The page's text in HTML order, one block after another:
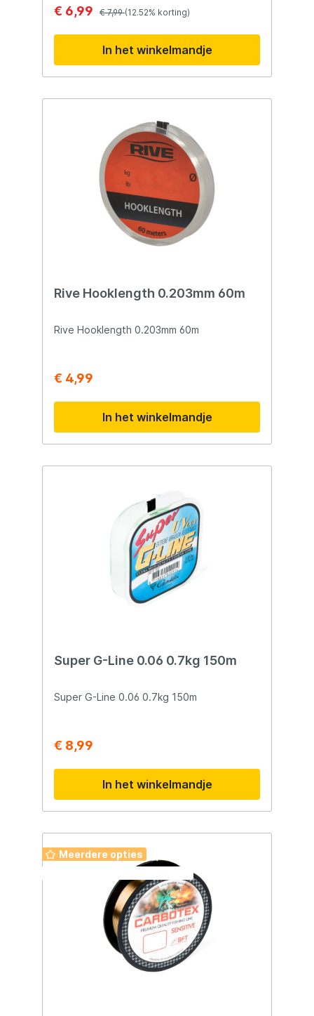
constante diameter. Na onderzoek bleek
verschillende spoelen nylon in werkelijkheid
dunner was dan dat de lijn daadwerkelijk
was. Steve Ringer wilde deze vorm van
misleiding voorkomen. Hij wilde er niet
de N-Gauge lijn klopte, maar ook dat de
onderzoeken en praktijktesten legden
uiteindelijk de basis voor dit resultaat: De
N-Gauge. N-Gauge wordt gekenmerkt door
een hoge mate van doorzichtigheid,
waardoor ook in glashelder water effectief
gevist kan worden. N-Gauge wordt
geleverd op spoelen van 100 meter en
vertegenwoordigt een goede prijs-
kwaliteitverhouding.
€ 6,99 € 7,99(12.52% korting)
In het winkelmandje
Rive Hooklength 0.203mm 60m
Rive Hooklength 0.203mm 60m
€ 4,99
In het winkelmandje
Super G-Line 0.06 0.7kg 150m
Super G-Line 0.06 0.7kg 150m
€ 8,99
In het winkelmandje
Meerdere opties